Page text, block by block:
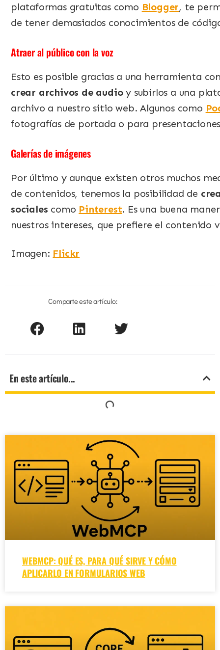
plataformas gratuitas como Blogger, te
de tener demasiados conocimientos de
Atraer al público con la voz
Esto es posible gracias a una herramienta
crear archivos de audioy subirlos a una
archivo a nuestro sitio web. Algunos como
fotografías de portada o para
Galerías de imágenes
Por último y aunque existen otros muchos
de contenidos, tenemos la posibilidad de
sociales como Pinterest. Es una buena
nuestros intereses, que prefiere el
Imagen: Flickr
Comparte este artículo:
En este artículo...
WEBMCP: QUÉ ES, PARA QUÉ SIRVE Y CÓMO
APLICARLO EN FORMULARIOS WEB